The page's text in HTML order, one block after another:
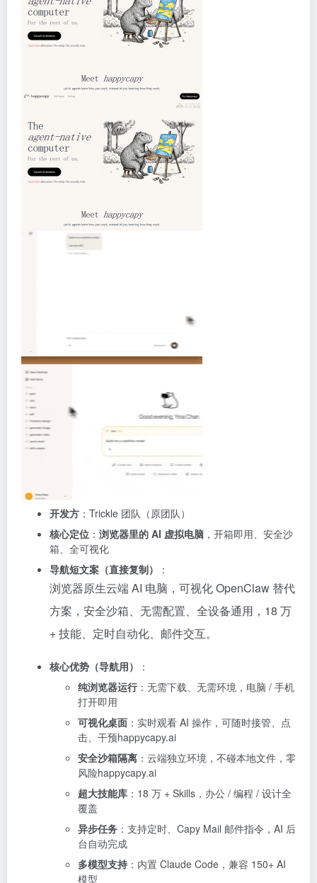
开发方 ：Trickle 团队（原团队）
核心定位 ： 浏览器里的 AI 虚拟电脑 ，开箱即用、安全沙
箱、全可视化
导航短文案（直接复制）
：
浏览器原生云端 AI 电脑，可视化 OpenClaw 替代
方案，安全沙箱、无需配置、全设备通用，18 万
+ 技能、定时自动化、邮件交互。
核心优势（导航用）
：
纯浏览器运行 ：无需下载、无需环境，电脑 / 手机
打开即用
可视化桌面 ：实时观看 AI 操作，可随时接管、点
击、干预happycapy.ai
安全沙箱隔离 ：云端独立环境，不碰本地文件，零
风险happycapy.ai
超大技能库 ：18 万 + Skills，办公 / 编程 / 设计全
覆盖
异步任务 ：支持定时、Capy Mail 邮件指令，AI 后
台自动完成
多模型支持 ：内置 Claude Code，兼容 150+ AI
模型